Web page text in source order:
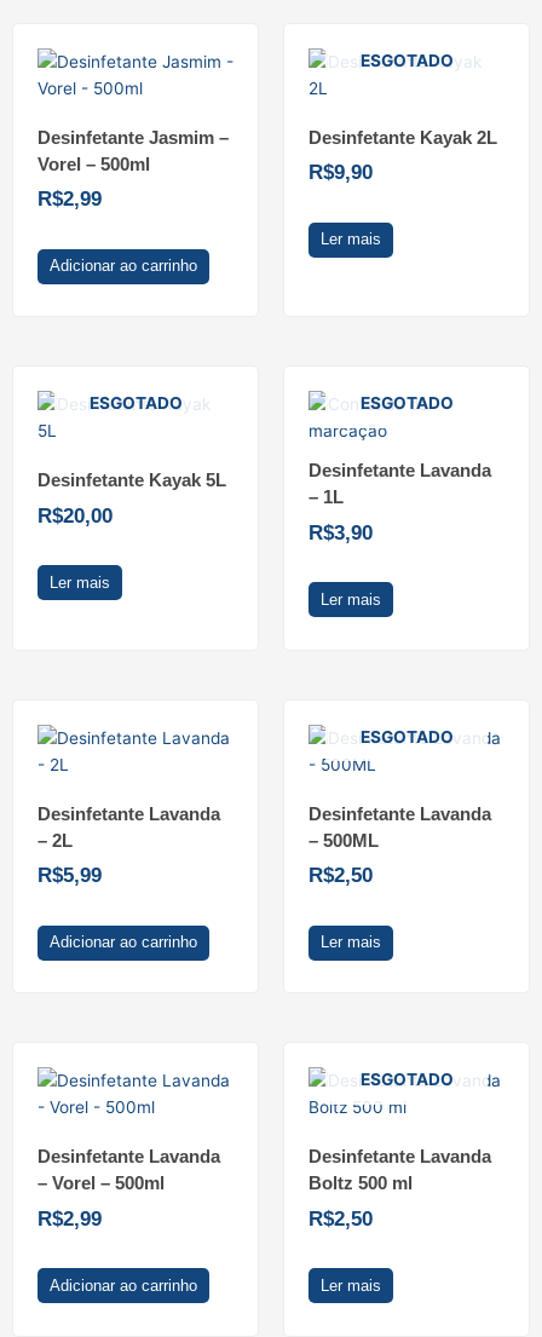
Desinfetante Jasmim –
Vorel – 500ml
R$2,99
Adicionar ao carrinho
ESGOTADO
Desinfetante Kayak 2L
R$9,90
Ler mais
ESGOTADO
Desinfetante Kayak 5L
R$20,00
Ler mais
ESGOTADO
Desinfetante Lavanda
– 1L
R$3,90
Ler mais
Desinfetante Lavanda
– 2L
R$5,99
Adicionar ao carrinho
ESGOTADO
Desinfetante Lavanda
– 500ML
R$2,50
Ler mais
Desinfetante Lavanda
– Vorel – 500ml
R$2,99
Adicionar ao carrinho
ESGOTADO
Desinfetante Lavanda
Boltz 500 ml
R$2,50
Ler mais